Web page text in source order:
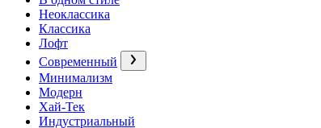
Неоклассика
Классика
Лофт
Современный
Минимализм
Модерн
Хай-Тек
Индустриальный